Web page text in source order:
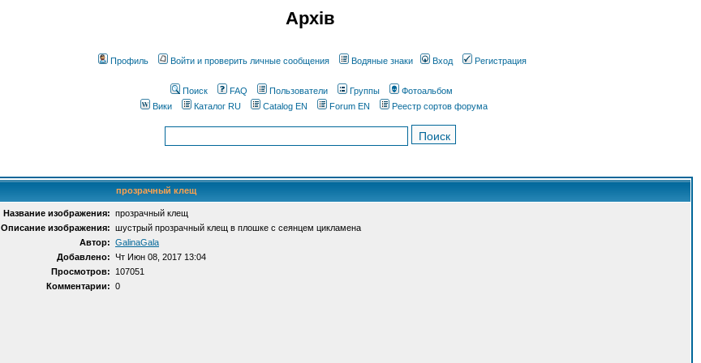
Архів
Профиль Войти и проверить личные сообщения Водяные знаки Вход Регистрация
Поиск FAQ Пользователи Группы
Фотоальбом
Вики
Каталог RU Catalog EN Forum EN Реестр сортов форума
прозрачный клещ
Название изображения: прозрачный клещ
Описание изображения: шустрый прозрачный клещ в плошке с сеянцем цикламена
Автор: GalinaGala
Добавлено: Чт Июн 08, 2017 13:04
Просмотров:
107051
Комментарии: 0